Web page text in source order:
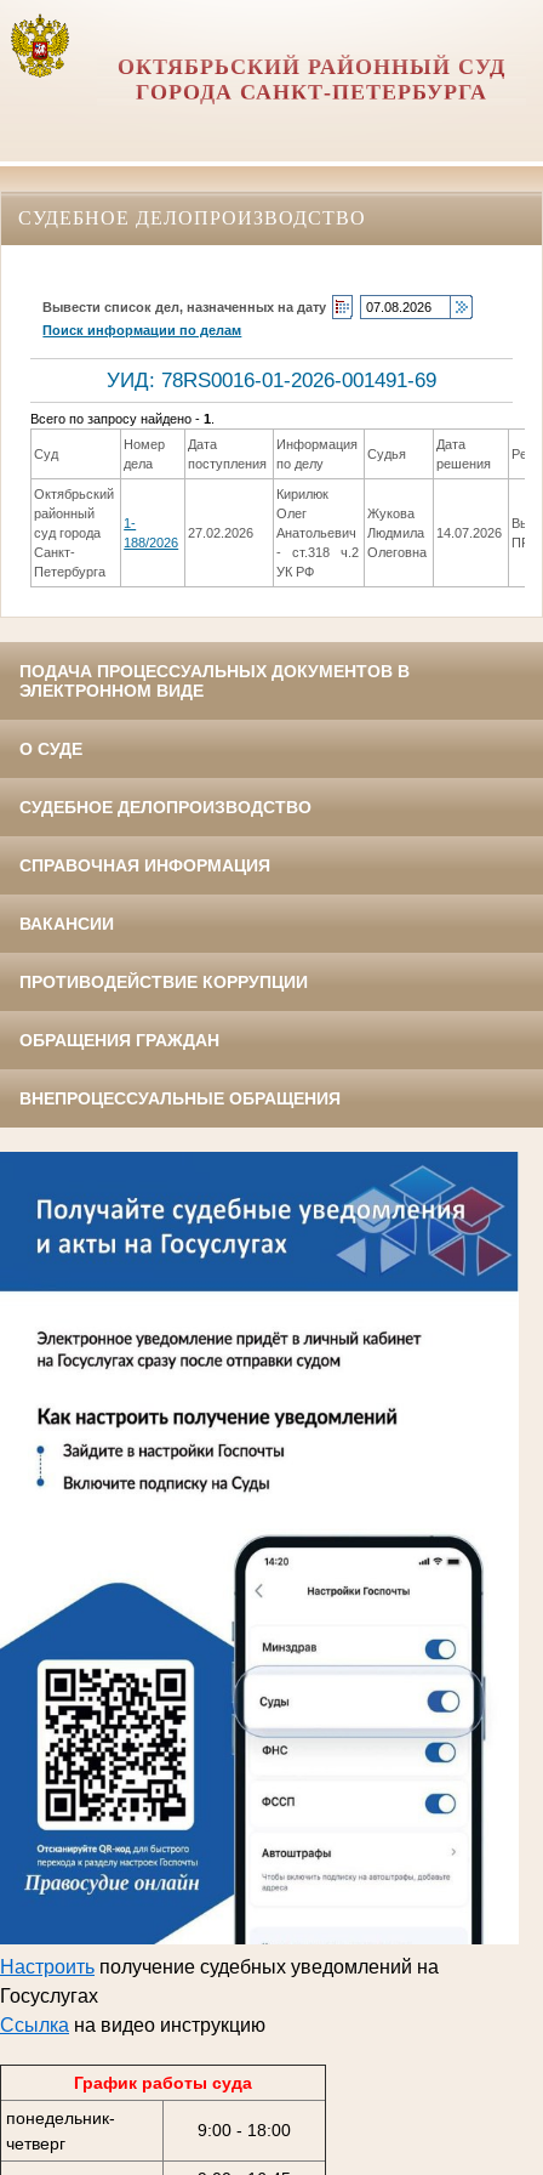
ОКТЯБРЬСКИЙ РАЙОННЫЙ СУД
ГОРОДА САНКТ-ПЕТЕРБУРГА
СУДЕБНОЕ ДЕЛОПРОИЗВОДСТВО
Вывести список дел, назначенных на дату
Поиск информации по делам
УИД: 78RS0016-01-2026-001491-69
Всего по запросу найдено -1
Суд
Номер
дела
Дата
поступления
Информация
по делу
Судья
Дата
решения
Октябрьский
районный
суд города
Санкт-
Петербурга
1-
188/2026
27.02.2026
Кирилюк
Олег
Анатольевич
- ст.318 ч.2
УК РФ
Жукова
Людмила
Олеговна
14.07.2026
ПОДАЧА ПРОЦЕССУАЛЬНЫХ ДОКУМЕНТОВ В
ЭЛЕКТРОННОМ ВИДЕ
О СУДЕ
СУДЕБНОЕ ДЕЛОПРОИЗВОДСТВО
СПРАВОЧНАЯ ИНФОРМАЦИЯ
ВАКАНСИИ
ПРОТИВОДЕЙСТВИЕ КОРРУПЦИИ
ОБРАЩЕНИЯ ГРАЖДАН
ВНЕПРОЦЕССУАЛЬНЫЕ ОБРАЩЕНИЯ
Настроить получение судебных уведомлений на
Госуслугах
Ссылка на видео инструкцию
График работы суда
понедельник-
четверг
9:00 - 18:00